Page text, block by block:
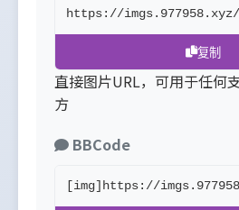
https://imgs.977958.xyz/
复制
直接图片URL，可用于任何
方
BBCode
[img]https://